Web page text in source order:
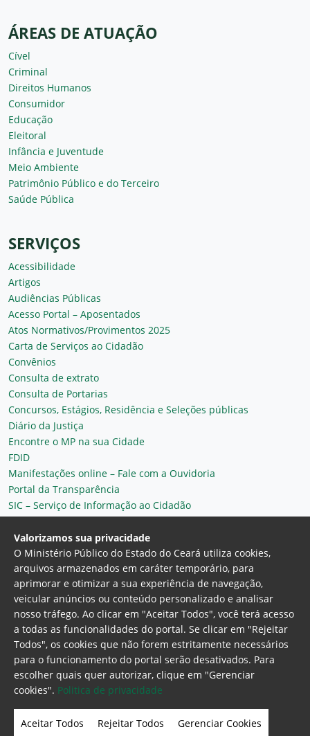
ÁREAS DE ATUAÇÃO
Cível
Criminal
Direitos Humanos
Consumidor
Educação
Eleitoral
Infância e Juventude
Meio Ambiente
Patrimônio Público e do Terceiro
Saúde Pública
SERVIÇOS
Acessibilidade
Artigos
Audiências Públicas
Acesso Portal – Aposentados
Atos Normativos/Provimentos 2025
Carta de Serviços ao Cidadão
Convênios
Consulta de extrato
Consulta de Portarias
Concursos, Estágios, Residência e Seleções públicas
Diário da Justiça
Encontre o MP na sua Cidade
FDID
Manifestações online – Fale com a Ouvidoria
Portal da Transparência
SIC – Serviço de Informação ao Cidadão
Plantão MP do Ceará
Secretaria Geral
Ministério Público do Estado do Ceará
Procuradoria Geral de Justiça Av. Gen. Afonso
Albuquerque Lima, 130 - Cambeba - CEP:
60.822-325 - Fortaleza, Ceará. Brasil
Home Page Intranet Webmail Office 365
Valorizamos sua privacidade
O Ministério Público do Estado do Ceará utiliza cookies,
arquivos armazenados em caráter temporário, para
aprimorar e otimizar a sua experiência de navegação,
veicular anúncios ou conteúdo personalizado e analisar
nosso tráfego. Ao clicar em "Aceitar Todos", você terá acesso
a todas as funcionalidades do portal. Se clicar em "Rejeitar
Todos", os cookies que não forem estritamente necessários
para o funcionamento do portal serão desativados. Para
escolher quais quer autorizar, clique em "Gerenciar
cookies". Politica de privacidade
Aceitar Todos Rejeitar Todos Gerenciar Cookies